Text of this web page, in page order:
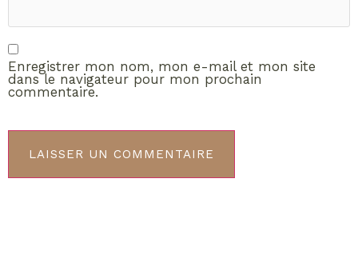
Enregistrer mon nom, mon e-mail et mon site
dans le navigateur pour mon prochain
commentaire.